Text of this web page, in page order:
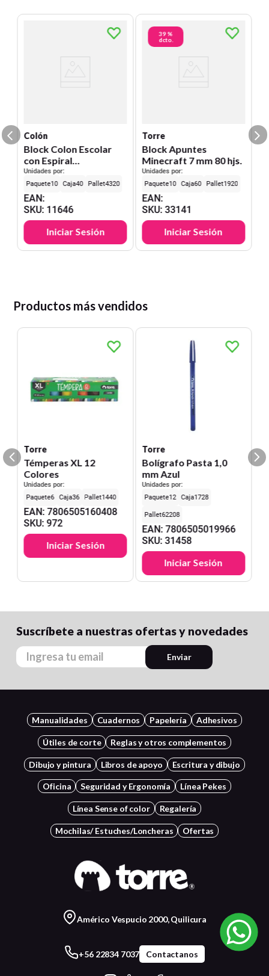
Colón
Block Colon Escolar
con Espiral
Matemática 7mm 80
hjs.
Unidades por:
10
40 4320
EAN:
SKU: 11646
Iniciar Sesión
39 %
dcto.
Torre
Block Apuntes
Minecraft 7 mm 80 hjs.
Unidades por:
10
60 1920
EAN:
SKU:33141
Iniciar Sesión
Productos más vendidos
Torre
Témperas XL 12
Colores
Unidades por:
6
36 1440
EAN:7806505160408
SKU:972
Iniciar Sesión
Torre
Bolígrafo Pasta 1,0
mm Azul
Unidades por:
12
1728
62208
EAN:7806505019966
SKU:31458
Iniciar Sesión
Suscríbete a nuestras ofertas y novedades
Enviar
Manualidades Cuadernos Papelería Adhesivos
Útiles de corte Reglas y otros complementos
Dibujo y pintura Libros de apoyo Escritura y dibujo
Oficina Seguridad y Ergonomía Línea Pekes
Línea Sense of color Regalería
Mochilas/ Estuches/Loncheras Ofertas
Américo Vespucio 2000, Quilicura
+56 22834 7037 Contactanos